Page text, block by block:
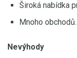
Široká nabídka
Mnoho obchodů.
Nevýhody